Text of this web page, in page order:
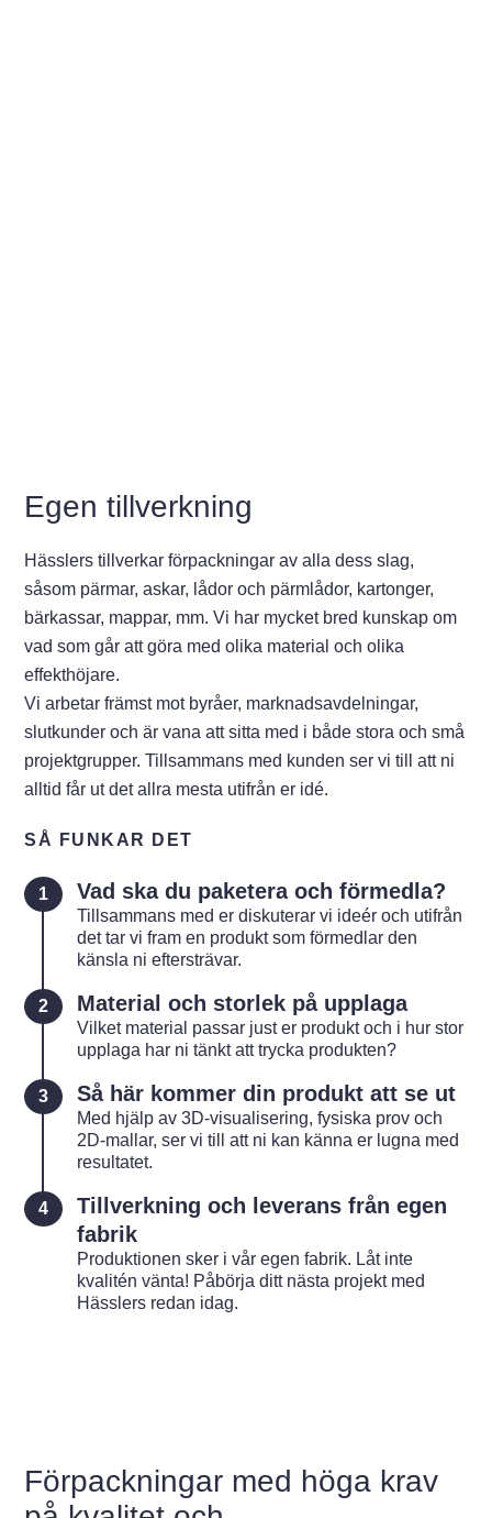
Egen tillverkning
Hässlers tillverkar förpackningar av alla dess slag,
såsom pärmar, askar, lådor och pärmlådor, kartonger,
bärkassar, mappar, mm. Vi har mycket bred kunskap om
vad som går att göra med olika material och olika
effekthöjare.
Vi arbetar främst mot byråer, marknadsavdelningar,
slutkunder och är vana att sitta med i både stora och små
projektgrupper. Tillsammans med kunden ser vi till att ni
alltid får ut det allra mesta utifrån er idé.
SÅ FUNKAR DET
Vad ska du paketera och förmedla?
Tillsammans med er diskuterar vi ideér och utifrån
det tar vi fram en produkt som förmedlar den
känsla ni eftersträvar.
Material och storlek på upplaga
Vilket material passar just er produkt och i hur stor
upplaga har ni tänkt att trycka produkten?
Så här kommer din produkt att se ut
Med hjälp av 3D-visualisering, fysiska prov och
2D-mallar, ser vi till att ni kan känna er lugna med
resultatet.
Tillverkning och leverans från egen
fabrik
Produktionen sker i vår egen fabrik. Låt inte
kvalitén vänta! Påbörja ditt nästa projekt med
Hässlers redan idag.
Förpackningar med höga krav